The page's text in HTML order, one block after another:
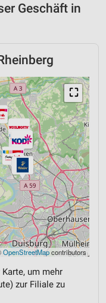
Geschäft in
⛶
OpenStreetMapcontributors
um mehr
zur Filiale zu